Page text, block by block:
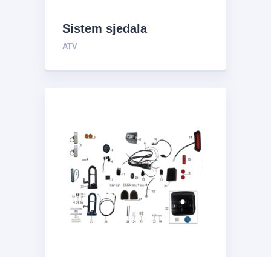
Sistem sjedala
ATV